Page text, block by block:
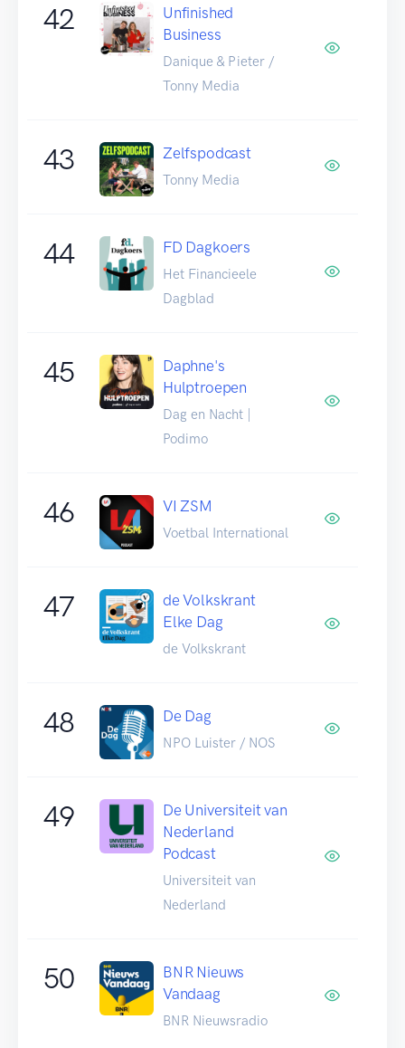
42
Unfinished
Business
Danique & Pieter /
Tonny Media
43 Zelfspodcast
Tonny Media
44 FD Dagkoers
Het Financieele
Dagblad
45
Daphne's
Hulptroepen
Dag en Nacht |
Podimo
46 VI ZSM
Voetbal International
47
de Volkskrant
Elke Dag
de Volkskrant
48 De Dag
NPO Luister / NOS
49
De Universiteit van
Nederland
Podcast
Universiteit van
Nederland
50
BNR Nieuws
Vandaag
BNR Nieuwsradio